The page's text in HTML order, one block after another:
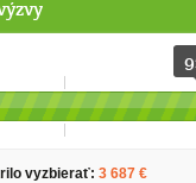
vyzbierať: 3 687 €